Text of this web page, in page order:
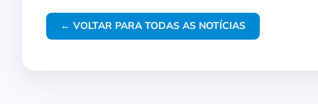
← VOLTAR PARA TODAS AS NOTÍCIAS